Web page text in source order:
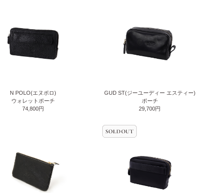
N POLO(エヌポロ)
ウォレットポーチ
74,800円
GUD ST(ジーユーディー エスティー)
ポーチ
29,700円